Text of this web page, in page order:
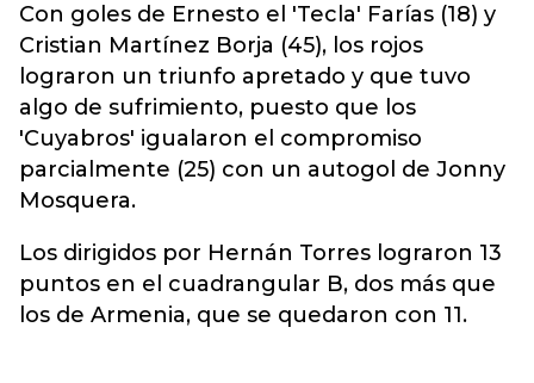
Con goles de Ernesto el 'Tecla' Farías (18) y
Cristian Martínez Borja (45), los rojos
lograron un triunfo apretado y que tuvo
algo de sufrimiento, puesto que los
'Cuyabros' igualaron el compromiso
parcialmente (25) con un autogol de Jonny
Mosquera.
Los dirigidos por Hernán Torres lograron 13
puntos en el cuadrangular B, dos más que
los de Armenia, que se quedaron con 11.